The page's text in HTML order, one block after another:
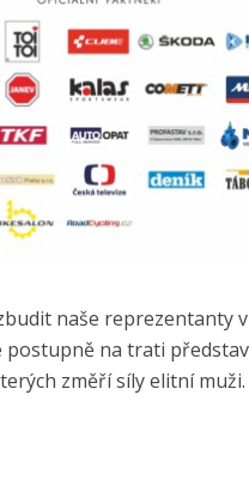
naše reprezentanty
postupně na trati
změří síly elitní muži.